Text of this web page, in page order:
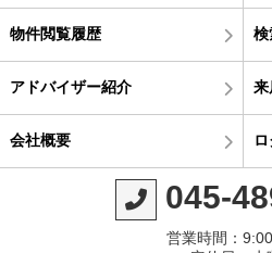
物件閲覧履歴 検
アドバイザー紹介 来
会社概要
045-
営業時間：